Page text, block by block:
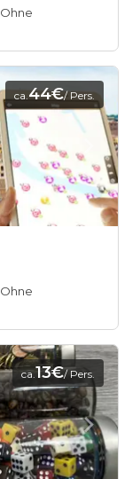
Ohne
ca.44€/ Pers.
Ohne
ca.13€/ Pers.